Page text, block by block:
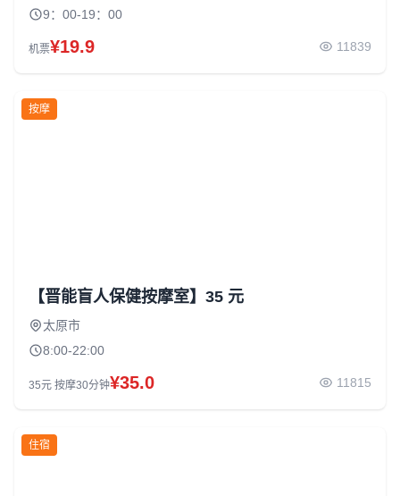
9：00-19：00
机票¥19.9 11839
按摩
【晋能盲人保健按摩室】35 元
太原市
8:00-22:00
35元 按摩30分钟¥35.0 11815
住宿